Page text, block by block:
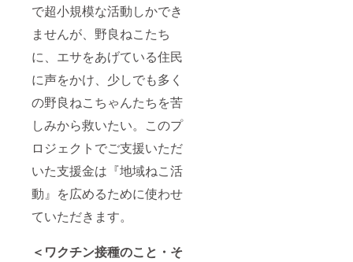
で超小規模な活動しかでき
ませんが、野良ねこたち
に、エサをあげている住民
に声をかけ、少しでも多く
の野良ねこちゃんたちを苦
しみから救いたい。このプ
ロジェクトでご支援いただ
いた支援金は『地域ねこ活
動』を広めるために使わせ
ていただきます。
＜ワクチン接種のこと・そ